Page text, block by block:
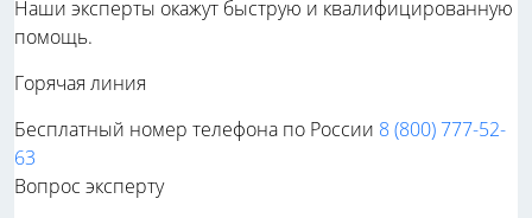
Наши эксперты окажут быструю и квалифицированную
помощь.
Горячая линия
Бесплатный номер телефона по России 8 (800) 777-52-
63
Вопрос эксперту